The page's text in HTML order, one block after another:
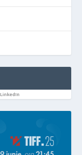
LinkedIn